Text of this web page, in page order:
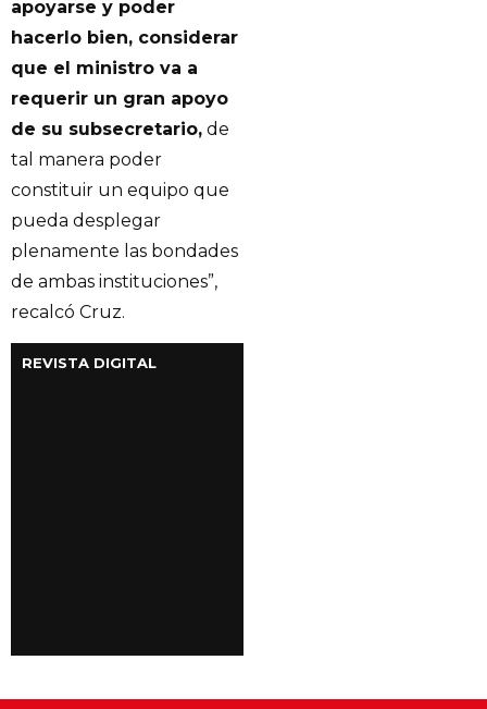
apoyarse y poder
hacerlo bien, considerar
que el ministro va a
requerir un gran apoyo
de su subsecretario, de
tal manera poder
constituir un equipo que
pueda desplegar
plenamente las bondades
de ambas instituciones”,
recalcó Cruz.
REVISTA DIGITAL